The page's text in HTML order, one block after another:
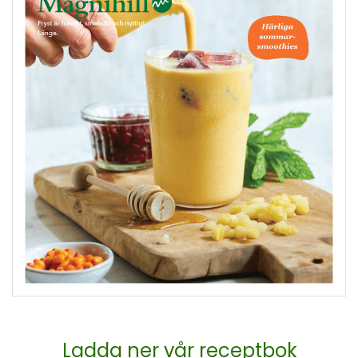
Ladda ner vår receptbok